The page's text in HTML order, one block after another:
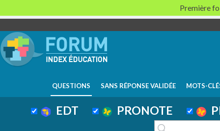
QUESTIONS SANS RÉPONSE VALIDÉE MOTS-
EDT PRONOTE
Première